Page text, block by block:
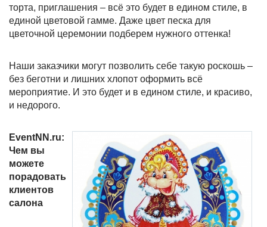
торта, приглашения – всё это будет в едином стиле, в
единой цветовой гамме. Даже цвет песка для
цветочной церемонии подберем нужного оттенка!
Наши заказчики могут позволить себе такую роскошь –
без беготни и лишних хлопот оформить всё
мероприятие. И это будет и в едином стиле, и красиво,
и недорого.
EventNN.ru:
Чем вы
можете
порадовать
клиентов
салона